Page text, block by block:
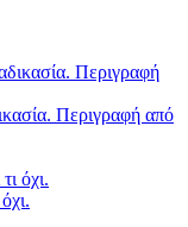
Περιγραφή από